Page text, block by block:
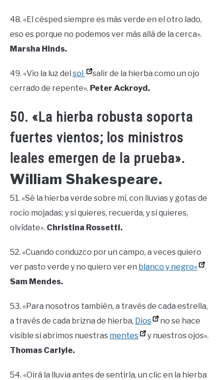
48. «El césped siempre es más verde en el otro lado,
eso es porque no podemos ver más allá de la cerca».
Marsha Hinds.
49. «Vio la luz del sol
salir de la hierba como un ojo
cerrado de repente». Peter Ackroyd.
50. «La hierba robusta soporta
fuertes vientos; los ministros
leales emergen de la prueba».
William Shakespeare.
51. «Sé la hierba verde sobre mí, con lluvias y gotas de
rocío mojadas; y si quieres, recuerda, y si quieres,
olvídate». Christina Rossetti.
52. «Cuando conduzco por un campo, a veces quiero
ver pasto verde y no quiero ver en blanco y negro»
.
Sam Mendes.
53. «Para nosotros también, a través de cada estrella,
a través de cada brizna de hierba, Dios
no se hace
visible si abrimos nuestras mentes
y nuestros ojos».
Thomas Carlyle.
54. «Oirá la lluvia antes de sentirla, un clic en la hierba